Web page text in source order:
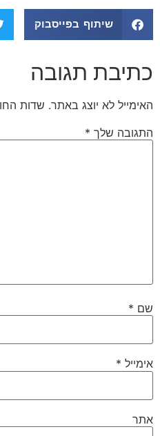
שיתוף בפייסבוק
כתיבת תגובה
האימייל לא יוצג באתר. שדות
התגובה שלך *
שם *
אימייל *
אתר